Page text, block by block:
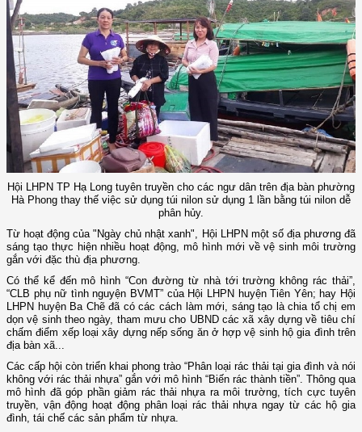
Hội LHPN TP Hạ Long tuyên truyền cho các ngư dân trên địa bàn phường
Hà Phong thay thế việc sử dụng túi nilon sử dụng 1 lần bằng túi nilon dễ
phân hủy.
Từ hoạt động của "Ngày chủ nhật xanh", Hội LHPN một số địa phương đã
sáng tạo thực hiện nhiều hoạt động, mô hình mới về vệ sinh môi trường
gắn với đặc thù địa phương.
Có thể kể đến mô hình “Con đường từ nhà tới trường không rác thải”,
“CLB phụ nữ tình nguyện BVMT” của Hội LHPN huyện Tiên Yên; hay Hội
LHPN huyện Ba Chẽ đã có các cách làm mới, sáng tạo là chia tổ chị em
dọn vệ sinh theo ngày, tham mưu cho UBND các xã xây dựng về tiêu chí
chấm điểm xếp loại xây dựng nếp sống ăn ở hợp vệ sinh hộ gia đình trên
địa bàn xã...
Các cấp hội còn triển khai phong trào “Phân loại rác thải tại gia đình và nói
không với rác thải nhựa” gắn với mô hình “Biến rác thành tiền”. Thông qua
mô hình đã góp phần giảm rác thải nhựa ra môi trường, tích cực tuyên
truyền, vận động hoạt động phân loại rác thải nhựa ngay từ các hộ gia
đình, tái chế các sản phẩm từ nhựa.